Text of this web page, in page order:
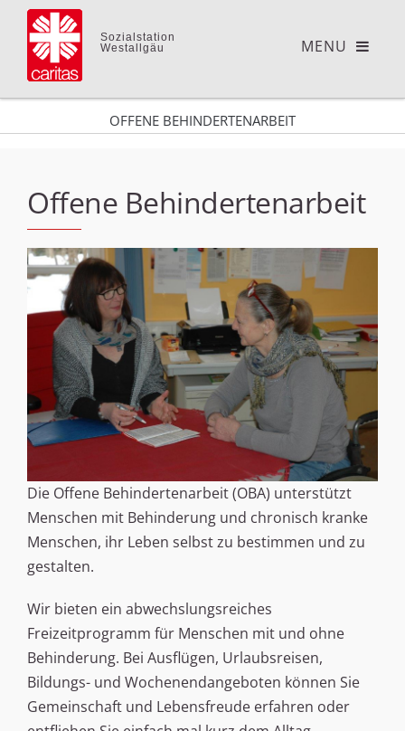
Sozialstation
Westallgäu
OFFENE BEHINDERTENARBEIT
Offene Behindertenarbeit
Die Offene Behindertenarbeit (OBA) unterstützt
Menschen mit Behinderung und chronisch kranke
Menschen, ihr Leben selbst zu bestimmen und zu
gestalten.
Wir bieten ein abwechslungsreiches
Freizeitprogramm für Menschen mit und ohne
Behinderung. Bei Ausflügen, Urlaubsreisen,
Bildungs- und Wochenendangeboten können Sie
Gemeinschaft und Lebensfreude erfahren oder